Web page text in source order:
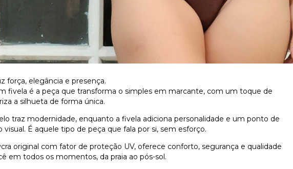
força, elegância e presença.
fivela é a peça que transforma o simples em marcante, com um toque de
a silhueta de forma única.
traz modernidade, enquanto a fivela adiciona personalidade e um ponto de
visual. É aquele tipo de peça que fala por si, sem esforço.
original com fator de proteção UV, oferece conforto, segurança e qualidade
em todos os momentos, da praia ao pós-sol.